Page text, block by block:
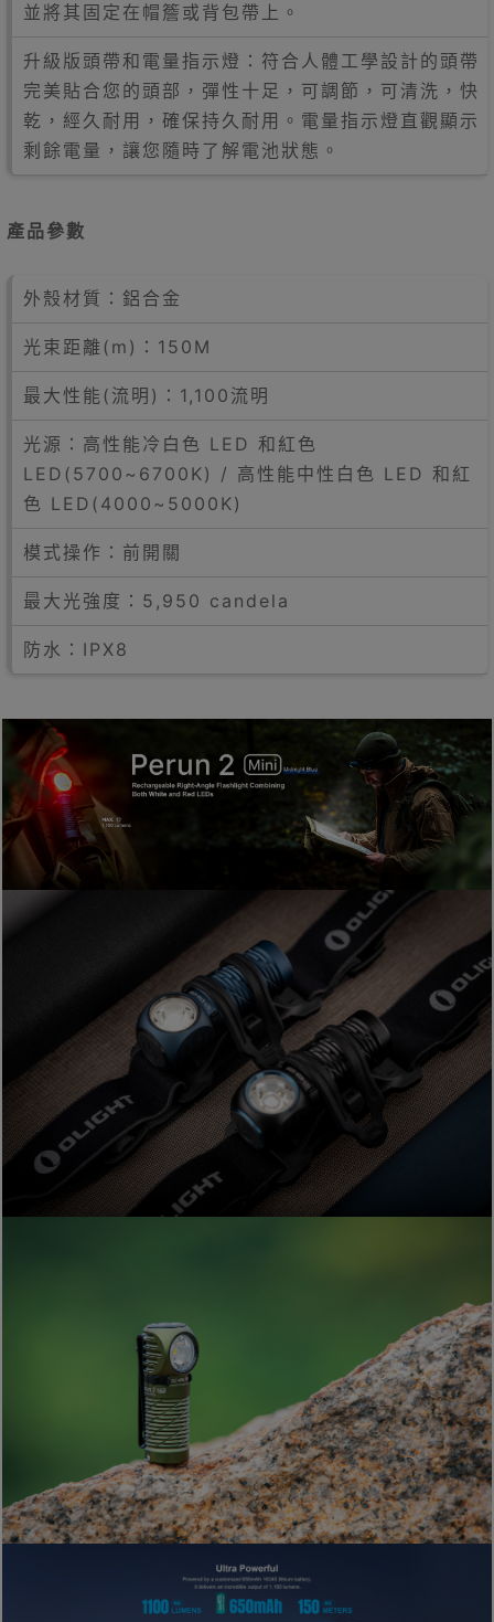
並將其固定在帽簷或背包帶上。
升級版頭帶和電量指示燈：符合人體工學設計的頭帶
完美貼合您的頭部，彈性十足，可調節，可清洗，快
乾，經久耐用，確保持久耐用。電量指示燈直觀顯示
剩餘電量，讓您隨時了解電池狀態。
產品參數
外殼材質：鋁合金
光束距離(m)：150M
最大性能(流明)：1,100流明
光源：高性能冷白色 LED 和紅色
LED(5700~6700K) / 高性能中性白色 LED 和紅
色 LED(4000~5000K)
模式操作：前開關
最大光強度：5,950 candela
防水：IPX8